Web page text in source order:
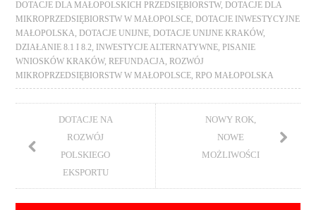
DOTACJE DLA MAŁOPOLSKICH PRZEDSIĘBIORSTW,DOTACJE DLA
MIKROPRZEDSIĘBIORSTW W MAŁOPOLSCE ,DOTACJE INWESTYCYJNE
MAŁOPOLSKA ,DOTACJE UNIJNE ,DOTACJE UNIJNE KRAKÓW,
DZIAŁANIE 8.1 I 8.2
INWESTYCJE ALTERNATYWNE ,PISANIE
WNIOSKÓW KRAKÓW,REFUNDACJA ,ROZWÓJ
MIKROPRZEDSIĘBIORSTW W MAŁOPOLSCE ,RPO MAŁOPOLSKA
DOTACJE NA
ROZWÓJ
POLSKIEGO
EKSPORTU
NOWY ROK,
NOWE
MOŻLIWOŚCI